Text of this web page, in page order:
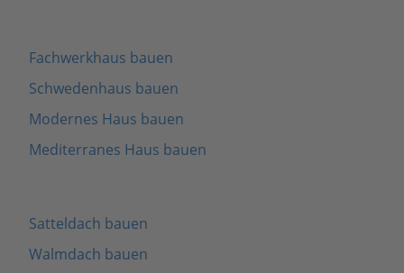
Fachwerkhaus bauen
Schwedenhaus bauen
Modernes Haus bauen
Mediterranes Haus bauen
Satteldach bauen
Walmdach bauen